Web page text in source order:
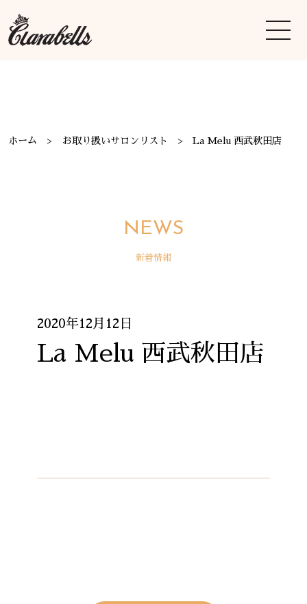
ホーム お取り扱いサロンリスト La Melu 西武秋田店
NEWS
新着情報
2020年12月12日
La Melu 西武秋田店